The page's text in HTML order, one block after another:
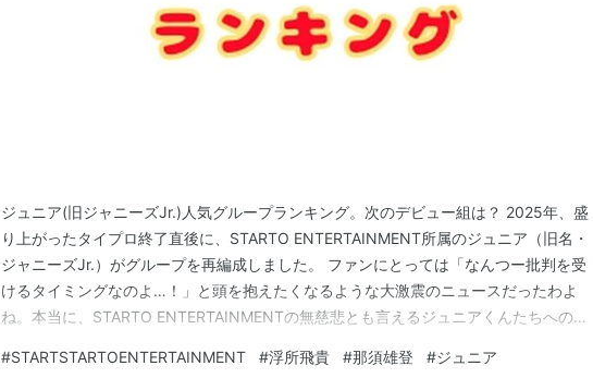
ジュニア(旧ジャニーズJr.)人気グループランキング。次のデビュー組は？ 2025年、盛
り上がったタイプロ終了直後に、STARTO ENTERTAINMENT所属のジュニア（旧名・
ジャニーズJr.）がグループを再編成しました。 ファンにとっては「なんつー批判を受
けるタイミングなのよ…！」と頭を抱えたくなるような大激震のニュースだったわよ
ね。本当に、STARTO ENTERTAINMENTの無慈悲とも言えるジュニアくんたちへの扱
ューに近づいていた人気グループの結束力だったり、メンバーのモチベーションを削ぐ
#STARTSTARTOENTERTAINMENT #浮所飛貴 #那須雄登 #ジュニア